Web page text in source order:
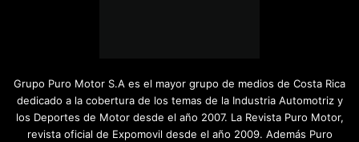
Grupo Puro Motor S.A es el mayor grupo de medios de Costa Rica
dedicado a la cobertura de los temas de la Industria Automotriz y
los Deportes de Motor desde el año 2007. La Revista Puro Motor,
revista oficial de Expomovil desde el año 2009. Además Puro